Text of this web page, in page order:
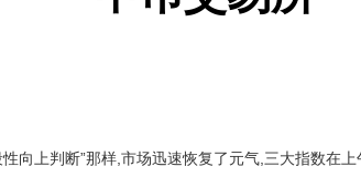
向上判断”那样,市场迅速恢复了元气,三大指数在